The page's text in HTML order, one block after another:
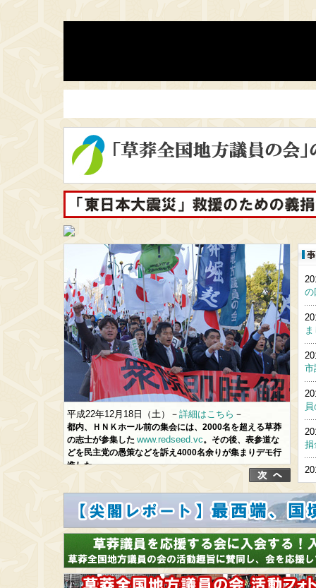
平成22年12月18日（土）－ 詳細はこちら －
都内、ＨＮＫホール前の集会には、2000名を超える草莽
の志士が参集した www.redseed.vc。その後、表参道な
どを民主党の愚策などを訴え4000名余りが集まりデモ行
進した。
平
「
囲